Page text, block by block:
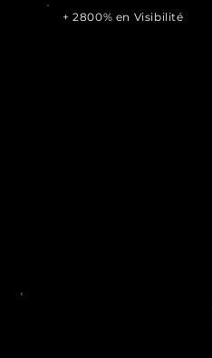
+ 2800% en Visibilité